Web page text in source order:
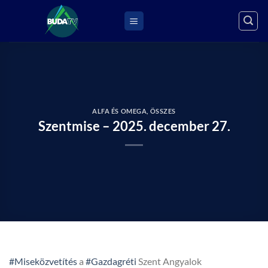
ALFA ÉS OMEGA ÖSSZES
Szentmise – 2025. december 27.
#Miseközvetítésa #Gazdagréti Szent Angyalok